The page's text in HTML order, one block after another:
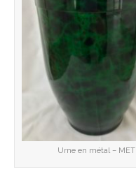
Urne en métal – MET